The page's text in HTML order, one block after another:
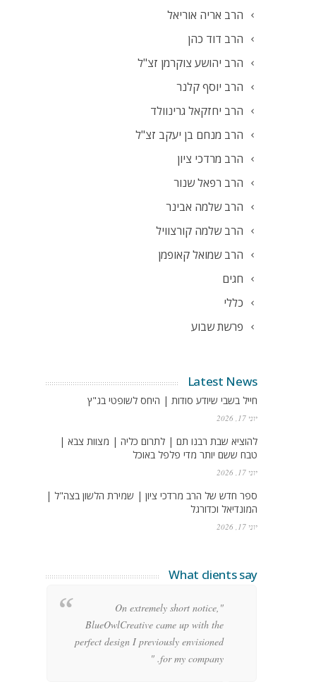
הרב אריה אוריאל
הרב דוד כהן
הרב יהושע צוקרמן זצ"ל
הרב יוסף קלנר
הרב יחזקאל גרינוולד
הרב מנחם בן יעקב זצ"ל
הרב מרדכי ציון
הרב רפאל שנור
הרב שלמה אבינר
הרב שלמה קורצוויל
הרב שמואל קאופמן
חגים
כללי
פרשת שבוע
Latest News
חייל בשבי שיודע סודות | היחס לשופטי בג"ץ
יוני 17, 2026
להוציא שבת רבנו תם | לתרום כליה | מצוות צבא |
טבח ששם יותר מדי פלפל באוכל
יוני 17, 2026
ספר חדש של הרב מרדכי ציון | שמירת הלשון בצה"ל |
המונדיאל וכדורגל
יוני 17, 2026
What clients say
"On extremely short notice,
BlueOwlCreative came up with the
perfect design I previously envisioned
for my company. "